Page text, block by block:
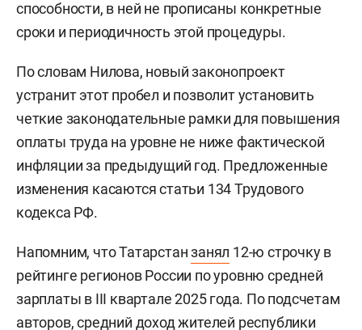
способности, в ней не прописаны конкретные
сроки и периодичность этой процедуры.
По словам Нилова, новый законопроект
устранит этот пробел и позволит установить
четкие законодательные рамки для повышения
оплаты труда на уровне не ниже фактической
инфляции за предыдущий год. Предложенные
изменения касаются статьи 134 Трудового
кодекса РФ.
Напомним, что Татарстанзанял 12-ю строчку в
рейтинге регионов России по уровню средней
зарплаты в III квартале 2025 года. По подсчетам
авторов, средний доход жителей республики